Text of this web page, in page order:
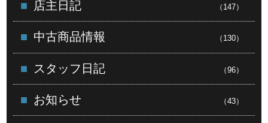
店主日記 （147）
中古商品情報 （130）
スタッフ日記 （96）
お知らせ （43）